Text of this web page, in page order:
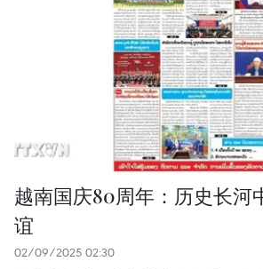
越南国庆80周年：历史长河
谊
02/09/2025 02:30